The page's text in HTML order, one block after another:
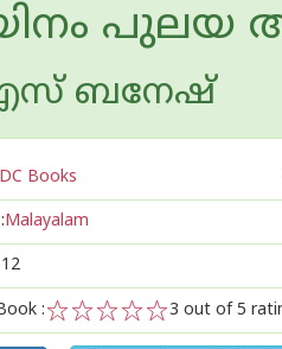
പുലയ
ബനേഷ്
DC Books
Malayalam
:
5
4
3
2
1
3 out of 5